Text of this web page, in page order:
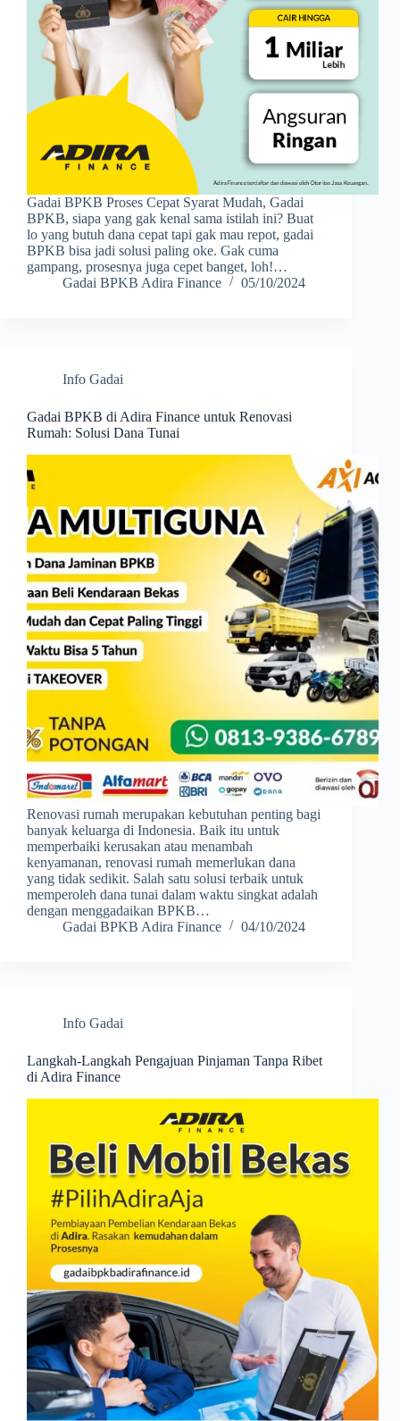
Gadai BPKB Proses Cepat Syarat Mudah, Gadai
BPKB, siapa yang gak kenal sama istilah ini? Buat
lo yang butuh dana cepat tapi gak mau repot, gadai
BPKB bisa jadi solusi paling oke. Gak cuma
gampang, prosesnya juga cepet banget, loh!…
Gadai BPKB Adira Finance
05/10/2024
Info Gadai
Gadai BPKB di Adira Finance untuk Renovasi
Rumah: Solusi Dana Tunai
Renovasi rumah merupakan kebutuhan penting bagi
banyak keluarga di Indonesia. Baik itu untuk
memperbaiki kerusakan atau menambah
kenyamanan, renovasi rumah memerlukan dana
yang tidak sedikit. Salah satu solusi terbaik untuk
memperoleh dana tunai dalam waktu singkat adalah
dengan menggadaikan BPKB…
Gadai BPKB Adira Finance
04/10/2024
Info Gadai
Langkah-Langkah Pengajuan Pinjaman Tanpa Ribet
di Adira Finance